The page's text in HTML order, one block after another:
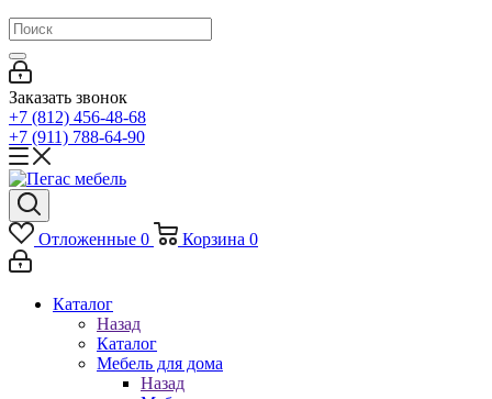
Заказать звонок
+7 (812) 456-48-68
+7 (911) 788-64-90
Отложенные 0 Корзина 0
Каталог
Назад
Каталог
Мебель для дома
Назад